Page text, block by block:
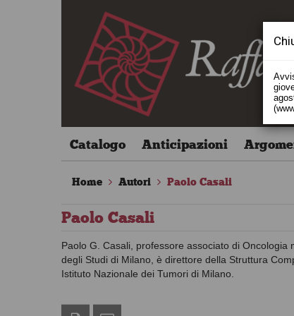
Catalogo Anticipazioni
Home Autori Paolo Casali
Paolo Casali
Paolo G. Casali, professore associato di Oncologia
degli Studi di Milano, è direttore della Struttura
Istituto Nazionale dei Tumori di Milano.